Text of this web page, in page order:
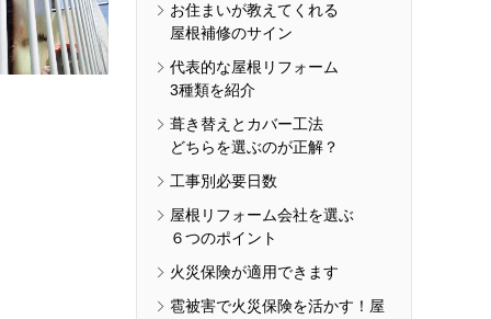
お住まいが教えてくれる
屋根補修のサイン
代表的な屋根リフォーム
3種類を紹介
葺き替えとカバー工法
どちらを選ぶのが正解？
工事別必要日数
屋根リフォーム会社を選ぶ
６つのポイント
火災保険が適用できます
雹被害で火災保険を活かす！屋